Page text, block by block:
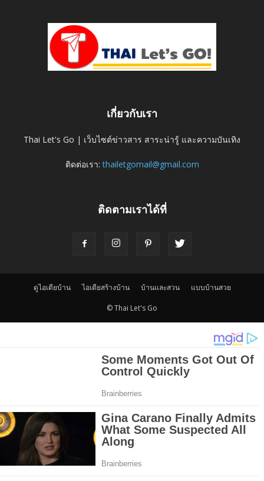
เกี่ยวกับเรา
Thai Let's Go | เว็บไซต์ข่าวสาร สาระน่ารู้ และความบันเทิง
ติดต่อเรา:thailetgomail@gmail.com
ติดตามเราได้ที่
ดูไอเดียบ้าน ไอเดียสร้างบ้าน บ้านและสวน แบบบ้านสวย
© Thai Let's Go